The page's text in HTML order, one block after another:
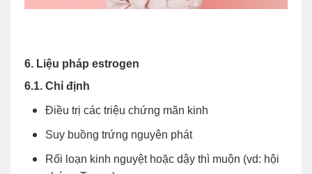
6. Liệu pháp estrogen
6.1. Chỉ định
Điều trị các triệu chứng mãn kinh
Suy buồng trứng nguyên phát
Rối loạn kinh nguyệt hoặc dậy thì muộn (vd: hội